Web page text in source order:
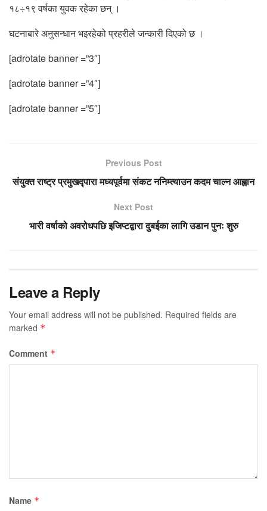
१८÷१९ वर्षका युवक रहेका छन् ।
घटनाबारे अनुसन्धान भइरहेको प्रहरीले जन्कारी दिएको छ ।
[adrotate banner =”3″]
[adrotate banner =”4″]
[adrotate banner =”5″]
Previous Post
संयुक्त राष्ट्र प्रमुखद्पारा मध्यपूर्वमा संकट ननिम्त्याउन कदम चाल्न आह्वान
Next Post
भारी वर्षाको अवरोधपछि इजिप्टद्वारा दुबईका लागि उडान पुनः शुरु
Leave a Reply
Your email address will not be published. Required fields are
marked *
Comment *
Name *